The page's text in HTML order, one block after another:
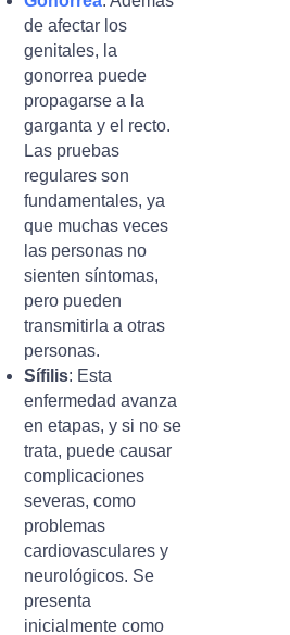
de afectar los
genitales, la
gonorrea puede
propagarse a la
garganta y el recto.
Las pruebas
regulares son
fundamentales, ya
que muchas veces
las personas no
sienten síntomas,
pero pueden
transmitirla a otras
personas.
Sífilis: Esta
enfermedad avanza
en etapas, y si no se
trata, puede causar
complicaciones
severas, como
problemas
cardiovasculares y
neurológicos. Se
presenta
inicialmente como